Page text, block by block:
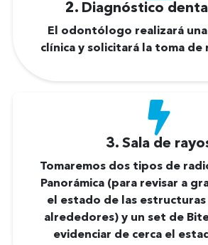
2. Diagnóstico
El odontólogo realizará
clínica y solicitará la toma de
3. Sala de
Tomaremos dos tipos de
Panorámica (para revisar a
el estado de las
alrededores) y un set de
evidenciar de cerca el